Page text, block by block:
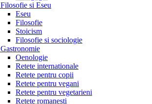
Filosofie si Eseu
Eseu
Filosofie
Stoicism
Filosofie si sociologie
Gastronomie
Oenologie
Retete internationale
Retete pentru copii
Retete pentru vegani
Retete pentru vegetarieni
Retete romanesti